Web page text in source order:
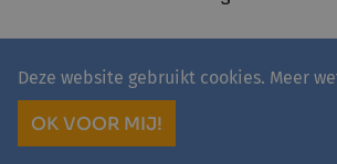
© 2026 - avansa
Privacy
Avansa rivierenland vzw
site by
Deze website gebruikt cookies. Meer
OK VOOR MIJ!